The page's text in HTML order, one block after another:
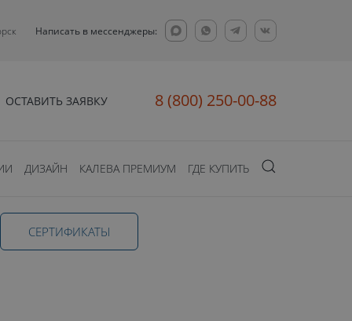
Написать в мессенджеры:
ОСТАВИТЬ ЗАЯВКУ 8 (800) 250-00-88
ДИЗАЙН КАЛЕВА ПРЕМИУМ ГДЕ КУПИТЬ
CЕРТИФИКАТЫ